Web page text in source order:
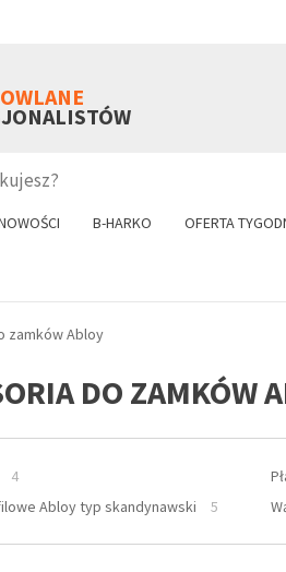
B-HARKO OFERTA
zamków Abloy
DO ZAMKÓW
4
Abloy typ skandynawski
5